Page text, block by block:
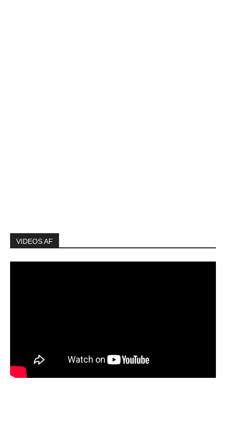
VIDEOS AF